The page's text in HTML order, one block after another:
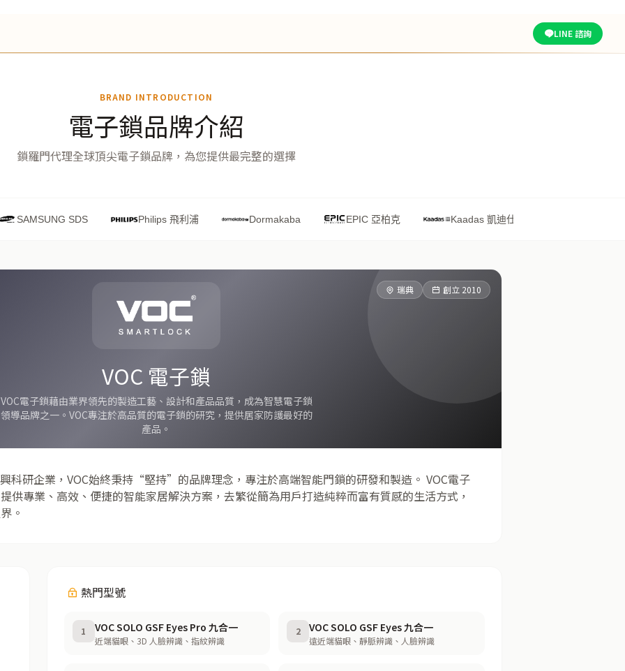
LINE 諮詢
BRAND INTRODUCTION
電子鎖品牌介紹
鎖羅門代理全球頂尖電子鎖品牌，為您提供最完整的選擇
SAMSUNG SDS Philips 飛利浦 Dormakaba EPIC 亞柏克 Kaadas 凱迪仕
VOC 電子鎖
VOC電子鎖藉由業界領先的製造工藝、設計和產品品質，成為智慧電子鎖
領導品牌之一。VOC專注於高品質的電子鎖的研究，提供居家防護最好的
產品。
瑞典 創立 2010
科研企業，VOC始終秉持“堅持”的品牌理念，專注於高端智能門鎖的研發和製造。 VOC電子
供專業、高效、便捷的智能家居解決方案，去繁從簡為用戶打造純粹而富有質感的生活方式，
。
熱門型號
1 VOC SOLO GSF Eyes Pro 九合一
近端貓眼、3D 人臉辨識、指紋辨識
2 VOC SOLO GSF Eyes 九合一
遠近端貓眼、靜脈辨識、人臉辨識